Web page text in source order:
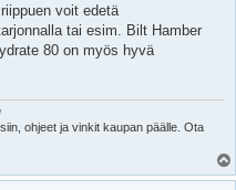
voit edetä
tai esim. Bilt Hamber
80 on myös hyvä
ohjeet ja vinkit kaupan päälle. Ota
l